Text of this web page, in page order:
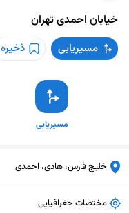
خیابان احمدیتهران
مسیریابی ذخیره
مسیریابی
خلیج فارس، هادی، احمدی
مختصات جغرافیایی